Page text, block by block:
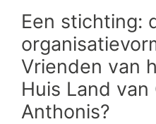
Een stichting:
Vrienden van
Huis Land
Anthonis?